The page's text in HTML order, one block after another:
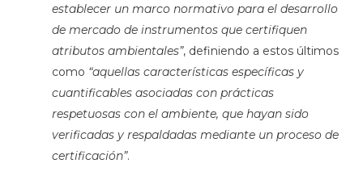
establecer un marco normativo para el desarrollo
de mercado de instrumentos que certifiquen
atributos ambientales”, definiendo a estos últimos
como “aquellas características específicas y
cuantificables asociadas con prácticas
respetuosas con el ambiente, que hayan sido
verificadas y respaldadas mediante un proceso de
certificación”.